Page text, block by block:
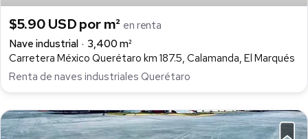
$5.90 USD por m² en renta
Nave industrial
3,400 m²
Carretera México Querétaro km 187.5, Calamanda, El Marqués
Renta de naves industriales Querétaro